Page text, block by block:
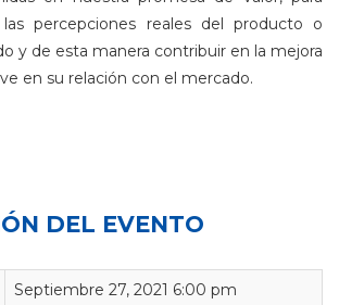
percepciones reales del producto o
y de esta manera contribuir en la mejora
en su relación con el mercado.
DEL EVENTO
Septiembre 27, 2021 6:00 pm